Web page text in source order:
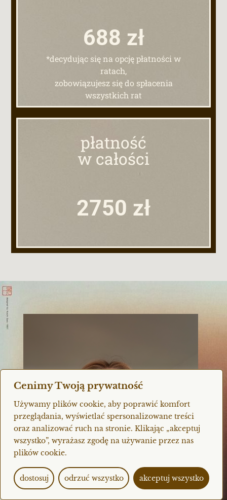
Cenimy Twoją prywatność
Używamy plików cookie, aby poprawić komfort
przeglądania, wyświetlać spersonalizowane treści
oraz analizować ruch na stronie. Klikając „akceptuj
wszystko”, wyrażasz zgodę na używanie przez nas
plików cookie.
dostosuj odrzuć wszystko akceptuj wszystko
688 zł
*decydując się na opcję płatności w
ratach,
zobowiązujesz się do spłacenia
wszystkich rat
płatność
w całości
2750 zł